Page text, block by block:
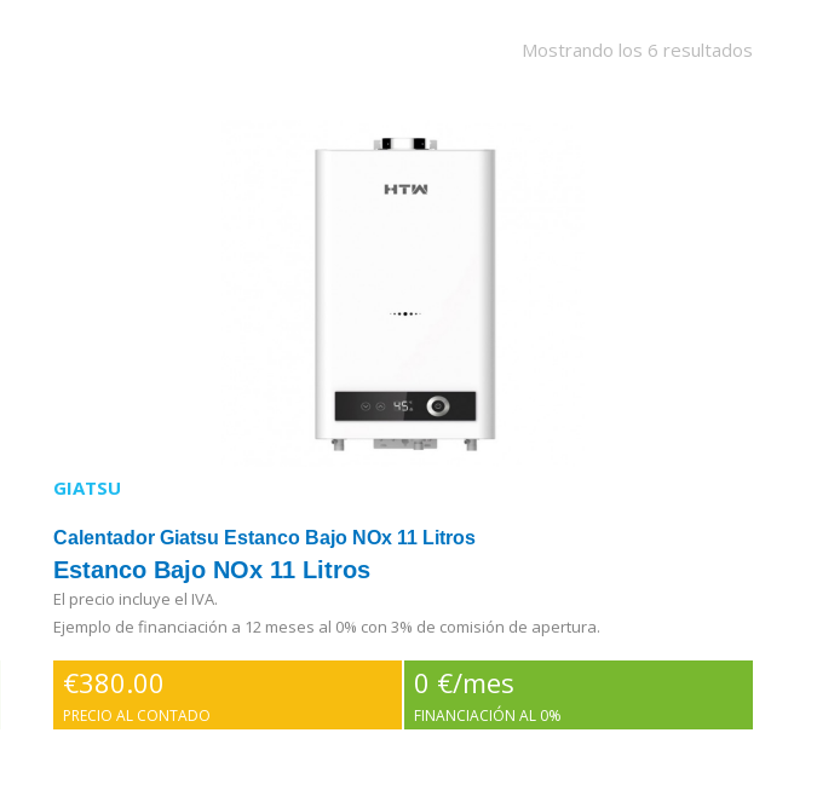
Mostrando los 6 resultados
GIATSU
Calentador Giatsu Estanco Bajo NOx 11 Litros
Estanco Bajo NOx 11 Litros
El precio incluye el IVA.
Ejemplo de financiación a 12 meses al 0% con 3% de comisión de apertura.
€380.00
PRECIO AL CONTADO
0 €/mes
FINANCIACIÓN AL 0%